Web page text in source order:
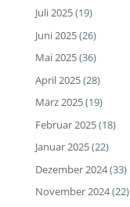
Juli 2025(19)
Juni 2025(26)
Mai 2025(36)
April 2025(28)
März 2025(19)
Februar 2025(18)
Januar 2025(22)
Dezember 2024(33)
November 2024(22)